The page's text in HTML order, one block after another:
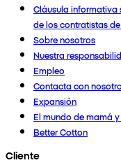
Cláusula informativa
de los contratistas
Sobre nosotros
Nuestra
Empleo
Contacta con
Expansión
El mundo de mamá
Better Cotton
Cliente